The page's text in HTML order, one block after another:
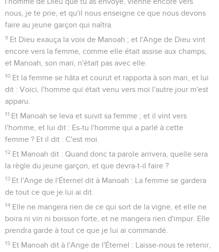
nous, je te prie, et qu'il nous enseigne ce que nous devons
faire au jeune garçon qui naîtra.
9 Et Dieu exauça la voix de Manoah ; et l'Ange de Dieu vint
encore vers la femme, comme elle était assise aux champs,
et Manoah, son mari, n'était pas avec elle.
10 Et la femme se hâta et courut et rapporta à son mari, et lui
dit : Voici, l'homme qui était venu vers moi l'autre jour m'est
apparu.
11 Et Manoah se leva et suivit sa femme ; et il vint vers
l'homme, et lui dit : Es-tu l'homme qui a parlé à cette
femme ? Et il dit : C'est moi.
12 Et Manoah dit : Quand donc ta parole arrivera, quelle sera
la règle du jeune garçon, et que devra-t-il faire ?
13 Et l'Ange de l'Éternel dit à Manoah : La femme se gardera
de tout ce que je lui ai dit.
14 Elle ne mangera rien de ce qui sort de la vigne, et elle ne
boira ni vin ni boisson forte, et ne mangera rien d'impur. Elle
prendra garde à tout ce que je lui ai commandé.
15 Et Manoah dit à l'Ange de l'Éternel : Laisse-nous te retenir,